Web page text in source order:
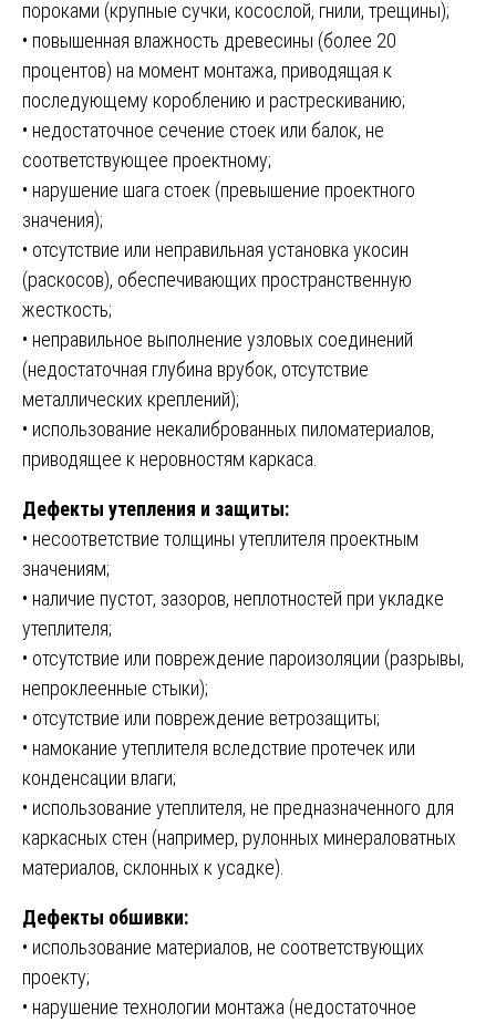
пороками (крупные сучки, косослой, гнили, трещины);
• повышенная влажность древесины (более 20
процентов) на момент монтажа, приводящая к
последующему короблению и растрескиванию;
• недостаточное сечение стоек или балок, не
соответствующее проектному;
• нарушение шага стоек (превышение проектного
значения);
• отсутствие или неправильная установка укосин
(раскосов), обеспечивающих пространственную
жесткость;
• неправильное выполнение узловых соединений
(недостаточная глубина врубок, отсутствие
металлических креплений);
• использование некалиброванных пиломатериалов,
приводящее к неровностям каркаса.
Дефекты утепления и защиты:
• несоответствие толщины утеплителя проектным
значениям;
• наличие пустот, зазоров, неплотностей при укладке
утеплителя;
• отсутствие или повреждение пароизоляции (разрывы,
непроклеенные стыки);
• отсутствие или повреждение ветрозащиты;
• намокание утеплителя вследствие протечек или
конденсации влаги;
• использование утеплителя, не предназначенного для
каркасных стен (например, рулонных минераловатных
материалов, склонных к усадке).
Дефекты обшивки:
• использование материалов, не соответствующих
проекту;
• нарушение технологии монтажа (недостаточное